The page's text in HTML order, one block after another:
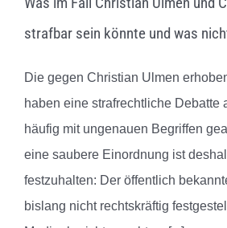
strafbar sein könnte und was
Die gegen Christian Ulmen
haben eine strafrechtliche Debatte
häufig mit ungenauen Begriffen
eine saubere Einordnung ist
festzuhalten: Der öffentlich
bislang nicht rechtskräftig